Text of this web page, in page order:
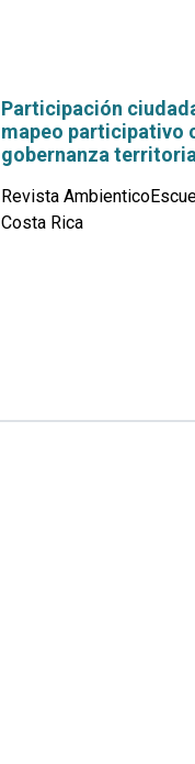
Participación
mapeo participativo
gobernanza
Revista
Costa Rica